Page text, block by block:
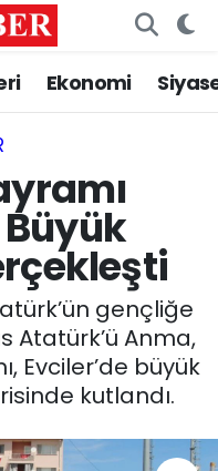
Ekonomi
Büyük
gençliğe
Atatürk’ü Anma,
Evciler’de büyük
kutlandı.
ve Fikstür